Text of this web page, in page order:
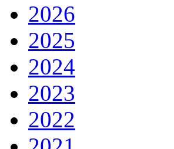
2026
2025
2024
2023
2022